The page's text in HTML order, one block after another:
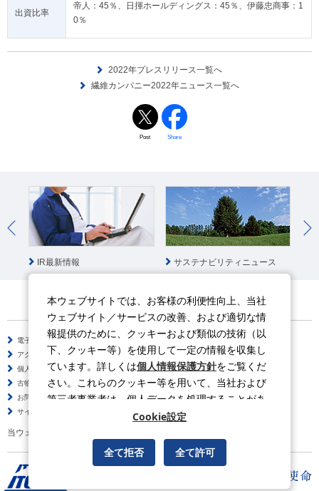
出資比率
帝人：45％、日揮ホールディングス：45％、伊藤忠商事：1
0％
2022年プレスリリース一覧へ
繊維カンパニー2022年ニュース一覧へ
Post Share
IR最新情報 サステナビリティニュース
電子公告
サイトのご利用について
アクセシビリティポリシー
情報セキュリティポリシー
個人情報保護方針
ソーシャルメディアポリシー
古物営業法に基づく表示
サイトの使い方
お問い合わせ
よくある質問
サイトマップ
当ウェブサイトの動画はYouTubeを利用しています。
本ウェブサイトでは、お客様の利便性向上、当社
ウェブサイト／サービスの改善、および適切な情
報提供のために、クッキーおよび類似の技術（以
下、クッキー等）を使用して一定の情報を収集し
ています。詳しくは個人情報保護方針をご覧くだ
さい。これらのクッキー等を用いて、当社および
第三者事業者は、個人データを処理することがあ
Cookie設定
全て拒否 全て許可